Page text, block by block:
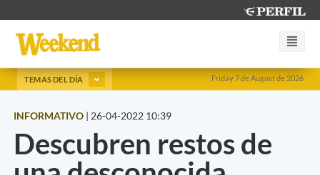
Friday 7 de August de 2026
TEMAS DEL DÍA
INFORMATIVO | 26-04-2022 10:39
Descubren restos de